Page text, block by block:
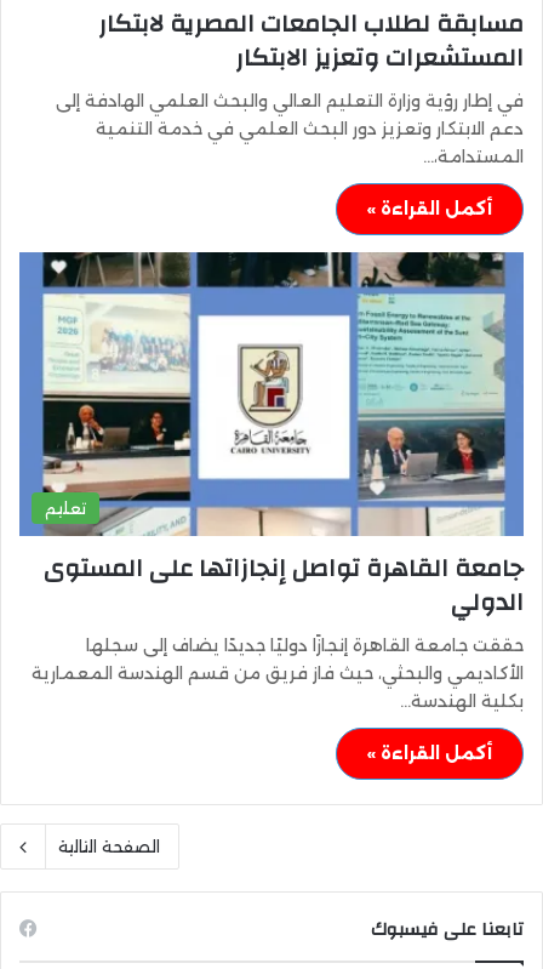
مسابقة لطلاب الجامعات المصرية لابتكار
المستشعرات وتعزيز الابتكار
في إطار رؤية وزارة التعليم العالي والبحث العلمي الهادفة إلى
دعم الابتكار وتعزيز دور البحث العلمي في خدمة التنمية
المستدامة،…
أكمل القراءة »
تعليم
جامعة القاهرة تواصل إنجازاتها على المستوى
الدولي
حققت جامعة القاهرة إنجازًا دوليًا جديدًا يضاف إلى سجلها
الأكاديمي والبحثي، حيث فاز فريق من قسم الهندسة المعمارية
بكلية الهندسة…
أكمل القراءة »
الصفحة التالية
تابعنا على فيسبوك